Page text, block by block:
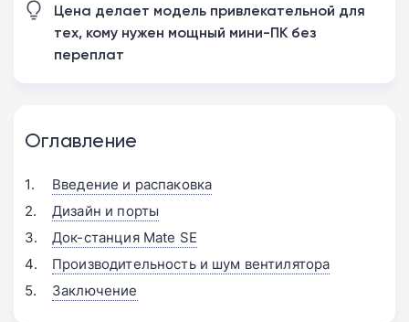
Цена делает модель привлекательной для
тех, кому нужен мощный мини-ПК без
переплат
Оглавление
Введение и распаковка
Дизайн и порты
Док-станция Mate SE
Производительность и шум вентилятора
Заключение